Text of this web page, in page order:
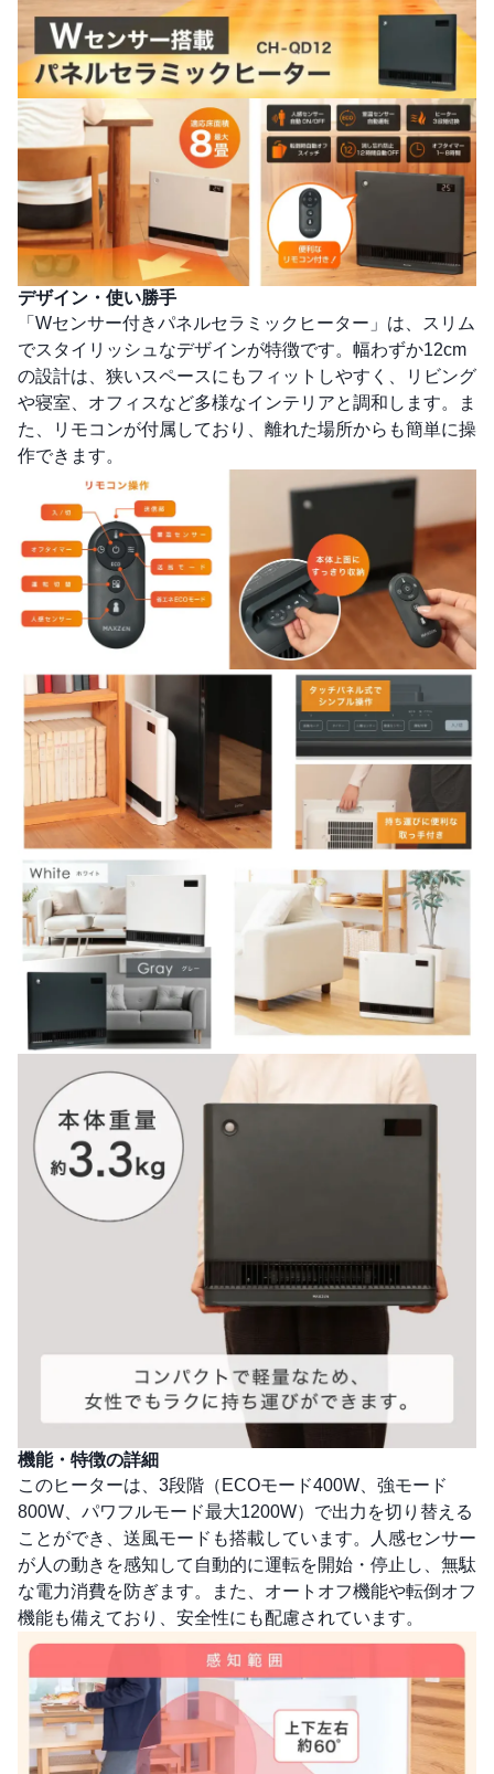
デザイン・使い勝手
「Wセンサー付きパネルセラミックヒーター」は、スリム
でスタイリッシュなデザインが特徴です。幅わずか12cm
の設計は、狭いスペースにもフィットしやすく、リビング
や寝室、オフィスなど多様なインテリアと調和します。ま
た、リモコンが付属しており、離れた場所からも簡単に操
作できます。
機能・特徴の詳細
このヒーターは、3段階（ECOモード400W、強モード
800W、パワフルモード最大1200W）で出力を切り替える
ことができ、送風モードも搭載しています。人感センサー
が人の動きを感知して自動的に運転を開始・停止し、無駄
な電力消費を防ぎます。また、オートオフ機能や転倒オフ
機能も備えており、安全性にも配慮されています。